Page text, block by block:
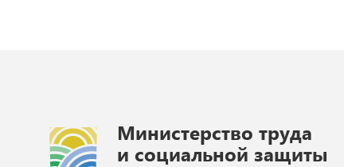
Министерство труда
и социальной защиты